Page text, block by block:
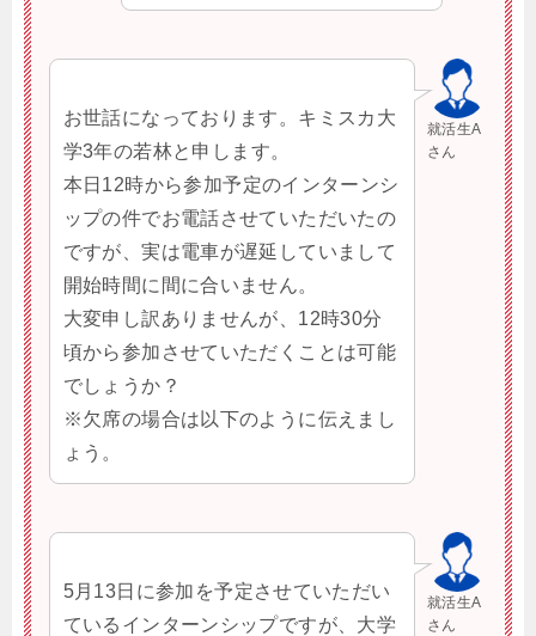
就活生A
さん
お世話になっております。キミスカ大
学3年の若林と申します。
本日12時から参加予定のインターンシ
ップの件でお電話させていただいたの
ですが、実は電車が遅延していまして
開始時間に間に合いません。
大変申し訳ありませんが、12時30分
頃から参加させていただくことは可能
でしょうか？
※欠席の場合は以下のように伝えまし
ょう。
就活生A
さん
5月13日に参加を予定させていただい
ているインターンシップですが、大学